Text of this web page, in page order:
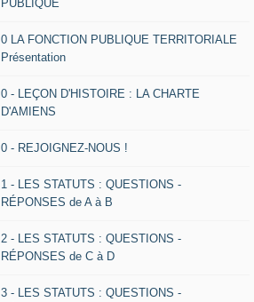
PUBLIQUE
0 LA FONCTION PUBLIQUE TERRITORIALE
Présentation
0 - LEÇON D'HISTOIRE : LA CHARTE
D'AMIENS
0 - REJOIGNEZ-NOUS !
1 - LES STATUTS : QUESTIONS -
RÉPONSES de A à B
2 - LES STATUTS : QUESTIONS -
RÉPONSES de C à D
3 - LES STATUTS : QUESTIONS -